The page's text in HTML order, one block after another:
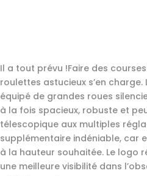
Il a tout prévu !Faire des
roulettes astucieux s’en
équipé de grandes roues
à la fois spacieux, robuste et
télescopique aux multiples
supplémentaire indéniable, car
à la hauteur souhaitée. Le logo
une meilleure visibilité dans